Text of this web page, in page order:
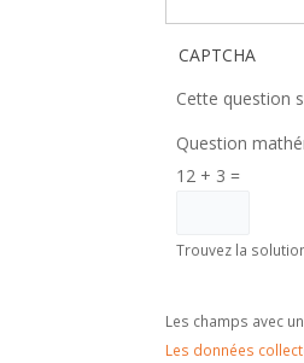
CAPTCHA
Cette question
Question
12 + 3 =
Trouvez la
Les champs avec
Les données